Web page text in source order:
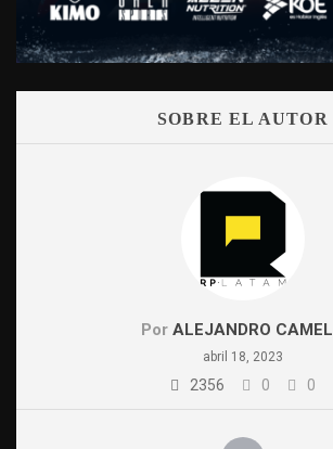
SOBRE EL AUTOR
Por ALEJANDRO
abril 18, 2023
2356 0 0